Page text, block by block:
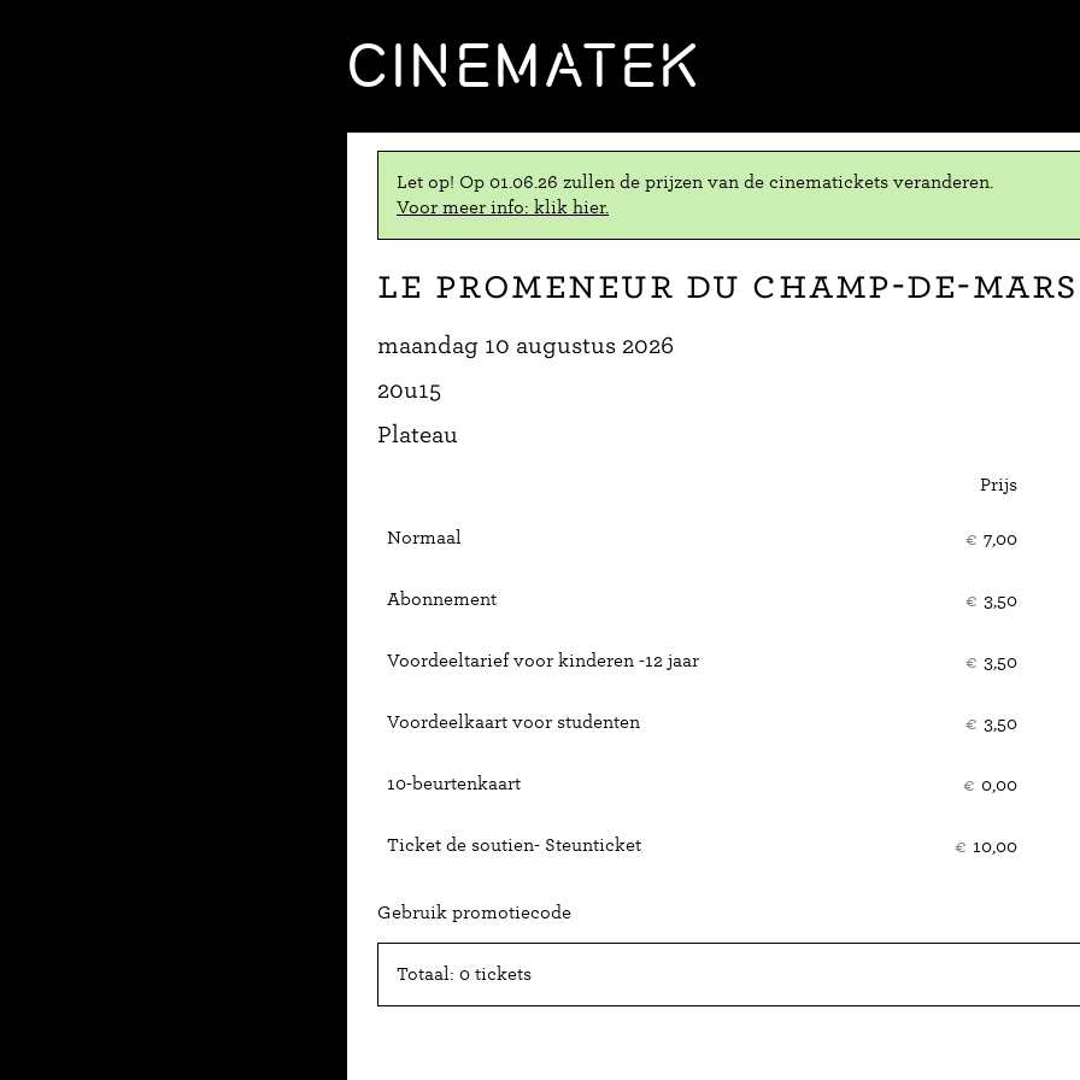
CINEMATEK
Let op! Op 01.06.26 zullen de prijzen van de cinematickets veranderen.
Voor meer info: klik hier.
Le Promeneur du Champ-de-Mars
maandag 10 augustus 2026
20u15
Plateau
Prijs
Normaal
€ 7,00
Abonnement € 3,50
Voordeeltarief voor kinderen -12 jaar € 3,50
Voordeelkaart voor studenten € 3,50
10-beurtenkaart € 0,00
Ticket de soutien- Steunticket € 10,00
Gebruik promotiecode
Totaal: 0 tickets